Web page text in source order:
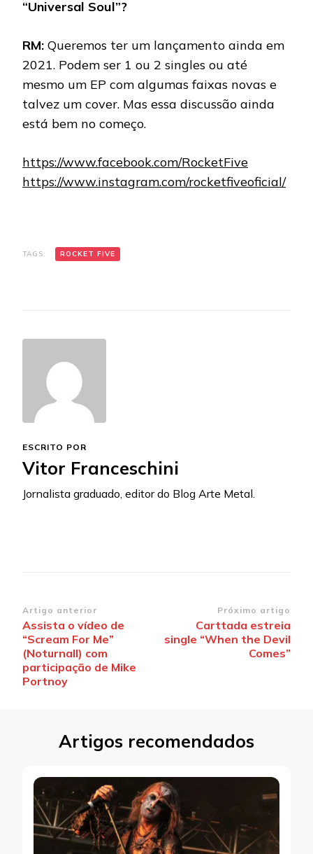
“Universal Soul”?
RM: Queremos ter um lançamento ainda em
2021. Podem ser 1 ou 2 singles ou até
mesmo um EP com algumas faixas novas e
talvez um cover. Mas essa discussão ainda
está bem no começo.
https://www.facebook.com/RocketFive
https://www.instagram.com/rocketfiveoficial/
TAGS: ROCKET FIVE
ESCRITO POR
Vitor Franceschini
Jornalista graduado, editor do Blog Arte Metal.
Navegação
de
post
Artigo anterior
Assista o vídeo de
“Scream For Me”
(Noturnall) com
participação de Mike
Portnoy
Próximo artigo
Carttada estreia
single “When the Devil
Comes”
Artigos recomendados